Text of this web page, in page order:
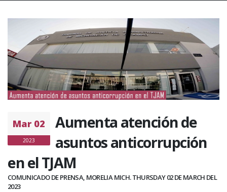
Mar 02
2023
Aumenta atención de
asuntos anticorrupción
en el TJAM
COMUNICADO DE PRENSA, MORELIA MICH. THURSDAY 02 DE MARCH DEL
2023